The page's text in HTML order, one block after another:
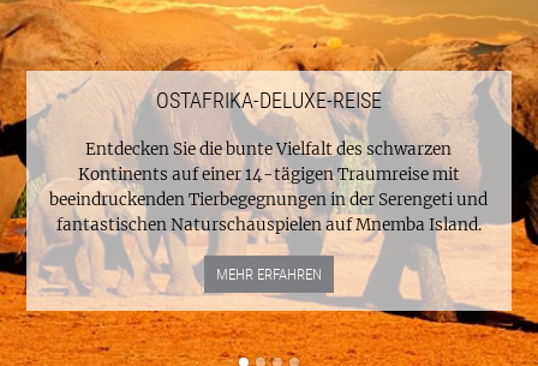
OSTAFRIKA-DELUXE-REISE
Entdecken Sie die bunte Vielfalt des schwarzen
Kontinents auf einer 14-tägigen Traumreise mit
beeindruckenden Tierbegegnungen in der Serengeti und
fantastischen Naturschauspielen auf Mnemba Island.
MEHR ERFAHREN